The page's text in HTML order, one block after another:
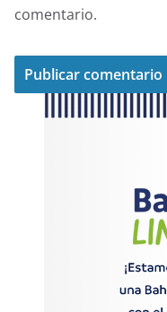
comentario.